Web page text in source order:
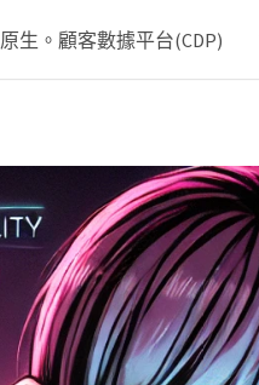
原生。顧客數據平台(CDP)